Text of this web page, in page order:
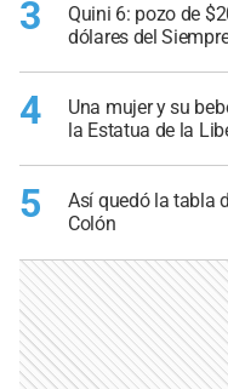
3
Quini 6: pozo de
dólares del
4
Una mujer y su
la Estatua de la
5
Así quedó la tabla
Colón